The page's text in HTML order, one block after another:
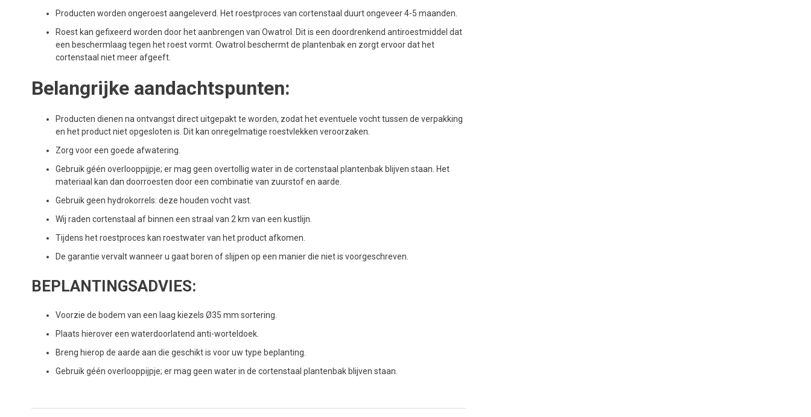
Producten worden ongeroest aangeleverd. Het roestproces van cortenstaal duurt ongeveer 4-5 maanden.
Roest kan gefixeerd worden door het aanbrengen van Owatrol. Dit is een doordrenkend antiroestmiddel dat
een beschermlaag tegen het roest vormt. Owatrol beschermt de plantenbak en zorgt ervoor dat het
cortenstaal niet meer afgeeft.
Belangrijke aandachtspunten:
Producten dienen na ontvangst direct uitgepakt te worden, zodat het eventuele vocht tussen de verpakking
en het product niet opgesloten is. Dit kan onregelmatige roestvlekken veroorzaken.
Zorg voor een goede afwatering.
Gebruik géén overlooppijpje; er mag geen overtollig water in de cortenstaal plantenbak blijven staan. Het
materiaal kan dan doorroesten door een combinatie van zuurstof en aarde.
Gebruik geen hydrokorrels: deze houden vocht vast.
Wij raden cortenstaal af binnen een straal van 2 km van een kustlijn.
Tijdens het roestproces kan roestwater van het product afkomen.
De garantie vervalt wanneer u gaat boren of slijpen op een manier die niet is voorgeschreven.
BEPLANTINGSADVIES:
Voorzie de bodem van een laag kiezels Ø35 mm sortering.
Plaats hierover een waterdoorlatend anti-worteldoek.
Breng hierop de aarde aan die geschikt is voor uw type beplanting.
Gebruik géén overlooppijpje; er mag geen water in de cortenstaal plantenbak blijven staan.